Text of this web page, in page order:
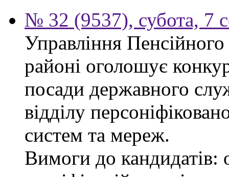
№ 32 (9537), субота, 7
Управління
районі оголошує
посади державного
відділу
систем та мереж.
Вимоги до кандидатів: